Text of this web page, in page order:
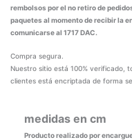
rembolsos por el no retiro de
paquetes al momento de recibir la
comunicarse al 1717 DAC.
Compra segura.
Nuestro sitio está 100% verificado,
clientes está encriptada de forma
medidas en cm
Producto realizado por